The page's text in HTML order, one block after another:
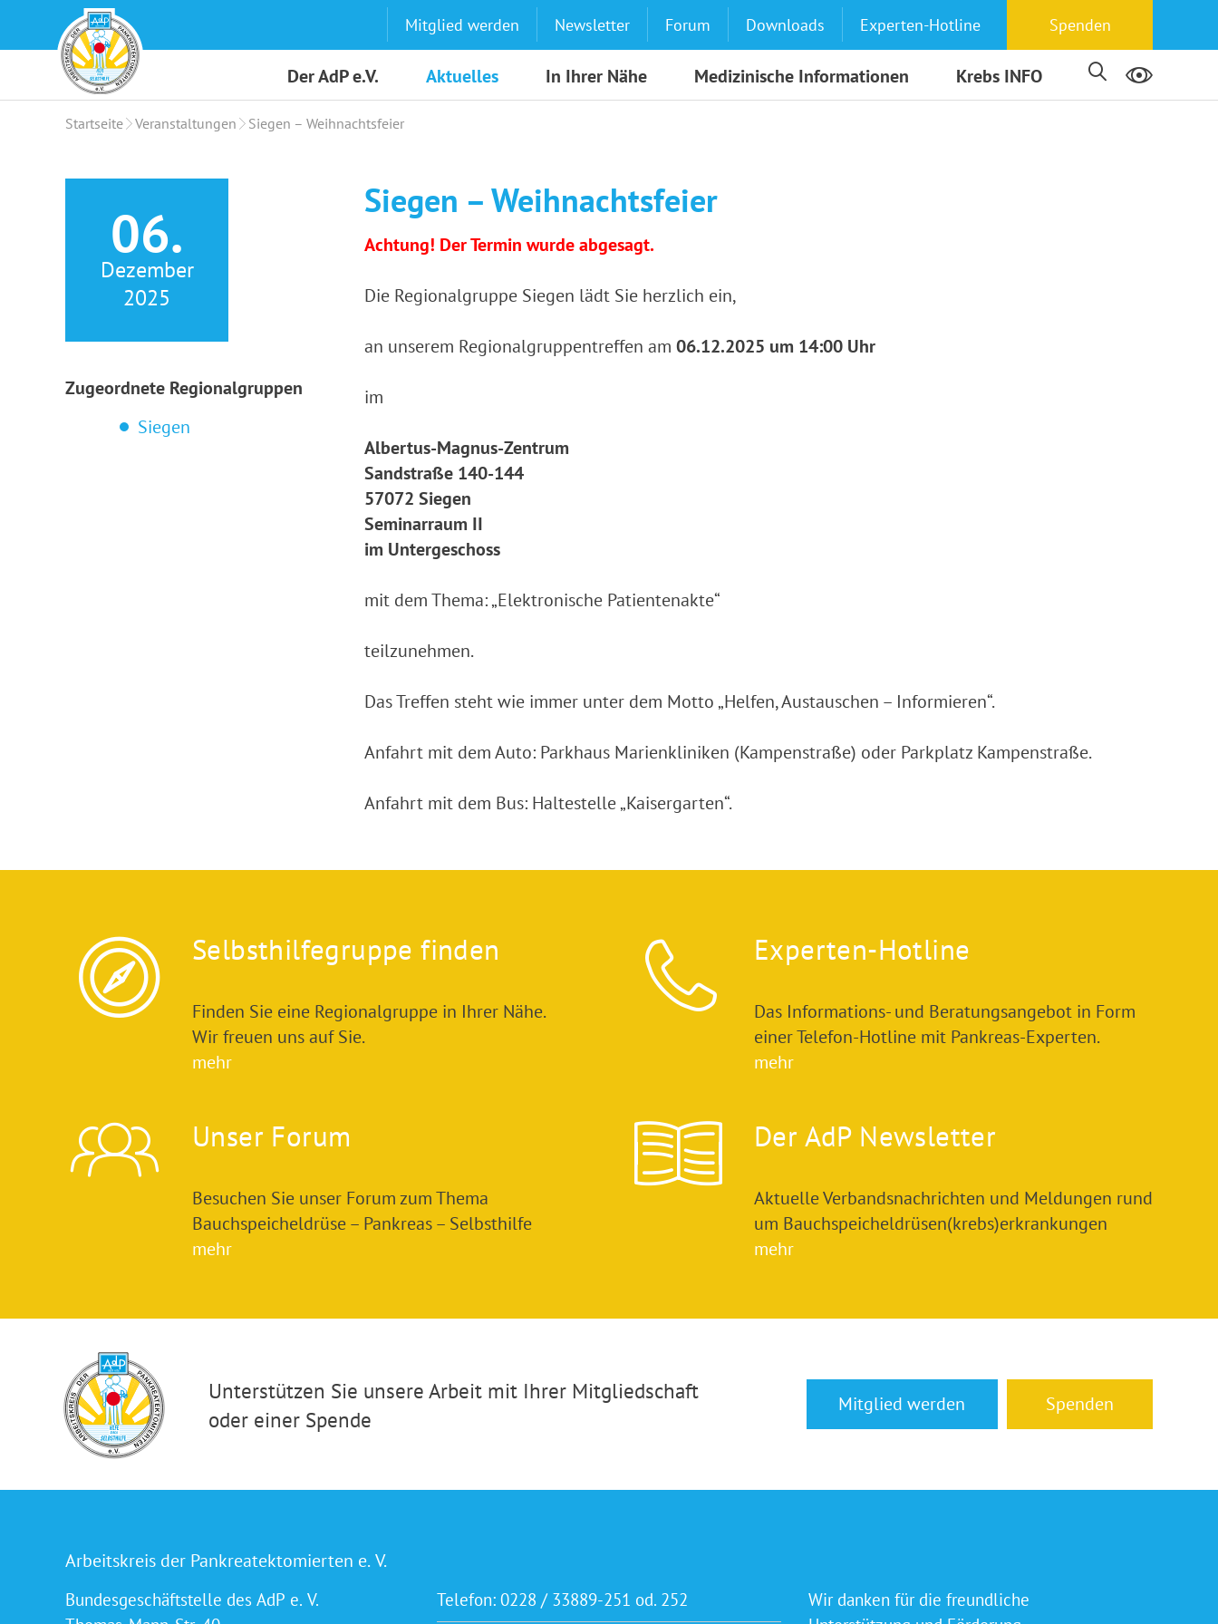
Mitglied werden Newsletter Forum Downloads Experten-Hotline Spenden
Der AdP e.V. Aktuelles In Ihrer Nähe Medizinische Informationen Krebs INFO
Startseite Veranstaltungen Siegen – Weihnachtsfeier
06.
Dezember
2025
Zugeordnete Regionalgruppen
Siegen
Siegen – Weihnachtsfeier
Achtung! Der Termin wurde abgesagt.
Die Regionalgruppe Siegen lädt Sie herzlich ein,
an unserem Regionalgruppentreffen am 06.12.2025 um 14:00 Uhr
im
Albertus-Magnus-Zentrum
Sandstraße 140-144
57072 Siegen
Seminarraum II
im Untergeschoss
mit dem Thema: „Elektronische Patientenakte“
teilzunehmen.
Das Treffen steht wie immer unter dem Motto „Helfen, Austauschen – Informieren“.
Anfahrt mit dem Auto: Parkhaus Marienkliniken (Kampenstraße) oder Parkplatz Kampenstraße.
Anfahrt mit dem Bus: Haltestelle „Kaisergarten“.
Selbsthilfegruppe finden
Finden Sie eine Regionalgruppe in Ihrer Nähe.
Wir freuen uns auf Sie.
mehr
Experten-Hotline
Das Informations- und Beratungsangebot in Form
einer Telefon-Hotline mit Pankreas-Experten.
mehr
Unser Forum
Besuchen Sie unser Forum zum Thema
Bauchspeicheldrüse – Pankreas – Selbsthilfe
mehr
Der AdP Newsletter
Aktuelle Verbandsnachrichten und Meldungen rund
um Bauchspeicheldrüsen(krebs)erkrankungen
mehr
Unterstützen Sie unsere Arbeit mit Ihrer Mitgliedschaft
oder einer Spende
Mitglied werden Spenden
Arbeitskreis der Pankreatektomierten e. V.
Bundesgeschäftstelle des AdP e. V.
Telefon: 0228 / 33889-251 od. 252
Wir danken für die freundliche